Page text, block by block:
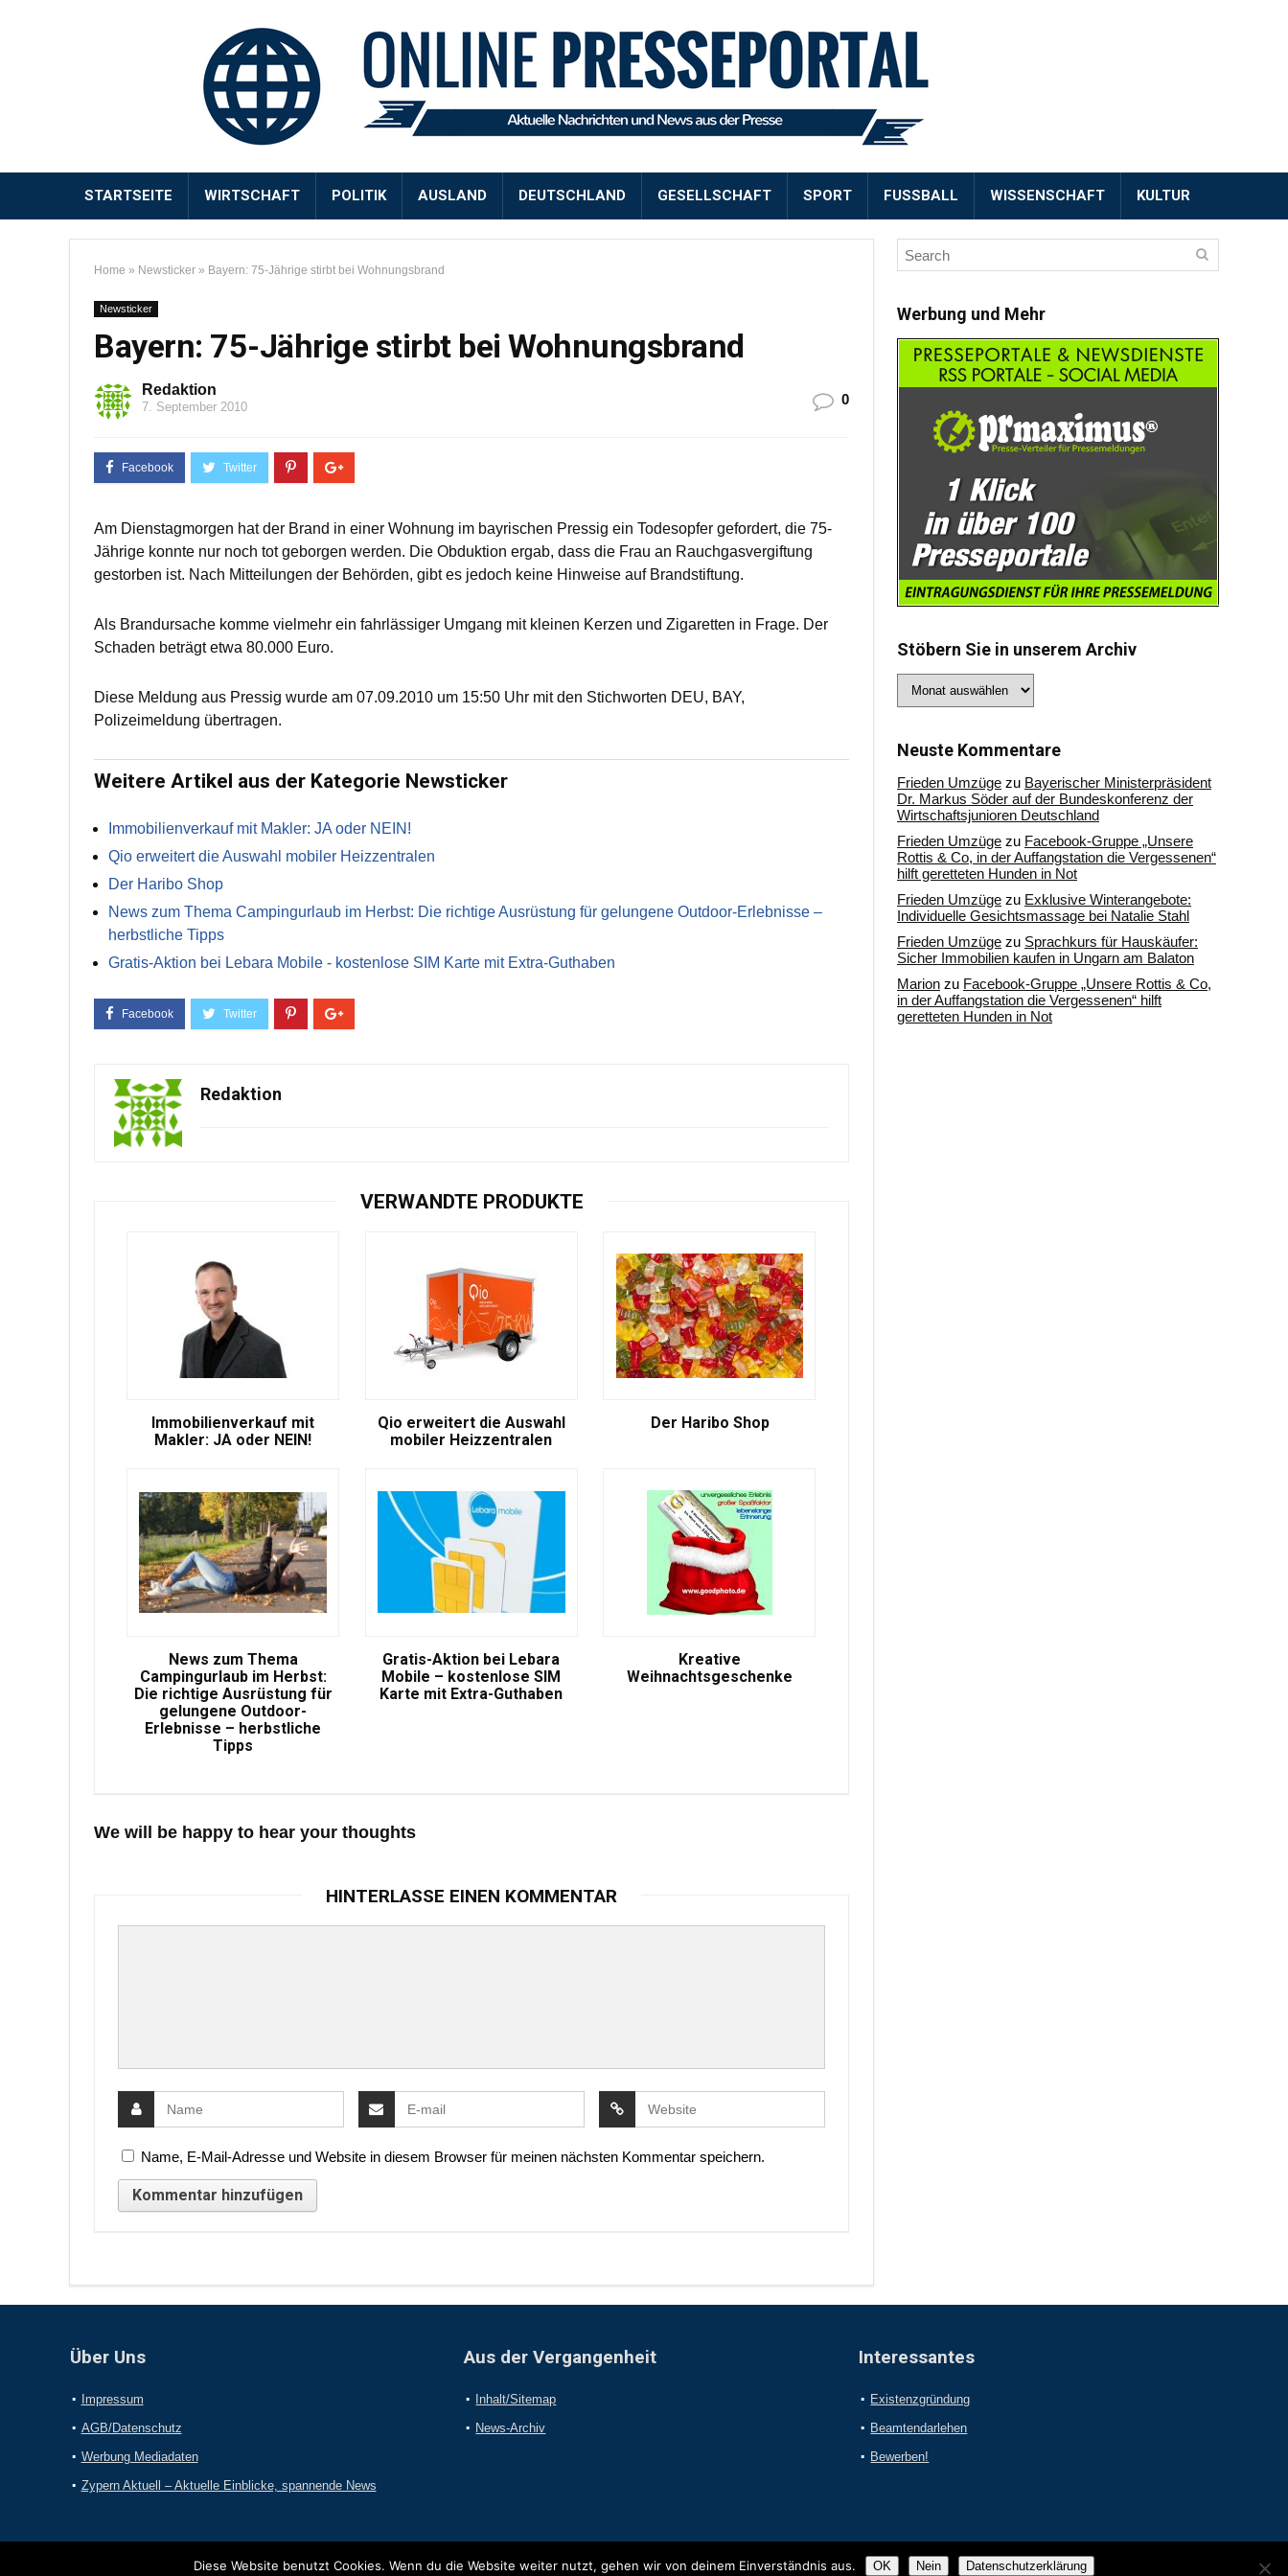
STARTSEITE WIRTSCHAFT POLITIK AUSLAND DEUTSCHLAND GESELLSCHAFT SPORT FUSSBALL WISSENSCHAFT KULTUR
Home » Newsticker » Bayern: 75-Jährige stirbt bei Wohnungsbrand
Newsticker
Bayern: 75-Jährige stirbt bei Wohnungsbrand
Redaktion
7. September 2010 0
Am Dienstagmorgen hat der Brand in einer Wohnung im bayrischen Pressig ein Todesopfer gefordert, die 75-
Jährige konnte nur noch tot geborgen werden. Die Obduktion ergab, dass die Frau an Rauchgasvergiftung
gestorben ist. Nach Mitteilungen der Behörden, gibt es jedoch keine Hinweise auf Brandstiftung.
Als Brandursache komme vielmehr ein fahrlässiger Umgang mit kleinen Kerzen und Zigaretten in Frage. Der
Schaden beträgt etwa 80.000 Euro.
Diese Meldung aus Pressig wurde am 07.09.2010 um 15:50 Uhr mit den Stichworten DEU, BAY,
Polizeimeldung übertragen.
Weitere Artikel aus der Kategorie Newsticker
Immobilienverkauf mit Makler: JA oder NEIN!
Qio erweitert die Auswahl mobiler Heizzentralen
Der Haribo Shop
News zum Thema Campingurlaub im Herbst: Die richtige Ausrüstung für gelungene Outdoor-Erlebnisse –
herbstliche Tipps
Gratis-Aktion bei Lebara Mobile - kostenlose SIM Karte mit Extra-Guthaben
Redaktion
VERWANDTE PRODUKTE
Immobilienverkauf mit
Makler: JA oder NEIN!
Qio erweitert die Auswahl
mobiler Heizzentralen
Der Haribo Shop
News zum Thema
Campingurlaub im Herbst:
Die richtige Ausrüstung für
gelungene Outdoor-
Erlebnisse – herbstliche
Tipps
Gratis-Aktion bei Lebara
Mobile – kostenlose SIM
Karte mit Extra-Guthaben
Kreative
Weihnachtsgeschenke
We will be happy to hear your thoughts
HINTERLASSE EINEN KOMMENTAR
Name, E-Mail-Adresse und Website in diesem Browser für meinen nächsten Kommentar speichern.
Werbung und Mehr
Stöbern Sie in unserem Archiv
Sie
Archiv
Neuste Kommentare
Frieden Umzüge zu Bayerischer Ministerpräsident
Dr. Markus Söder auf der Bundeskonferenz der
Wirtschaftsjunioren Deutschland
Frieden Umzüge zu Facebook-Gruppe „Unsere
Rottis & Co, in der Auffangstation die Vergessenen“
hilft geretteten Hunden in Not
Frieden Umzüge zu Exklusive Winterangebote:
Individuelle Gesichtsmassage bei Natalie Stahl
Frieden Umzüge zu Sprachkurs für Hauskäufer:
Sicher Immobilien kaufen in Ungarn am Balaton
Marion zu Facebook-Gruppe „Unsere Rottis & Co,
in der Auffangstation die Vergessenen“ hilft
geretteten Hunden in Not
Über Uns
Impressum
AGB/Datenschutz
Werbung Mediadaten
Zypern Aktuell – Aktuelle Einblicke, spannende News
Aus der Vergangenheit
Inhalt/Sitemap
News-Archiv
Interessantes
Existenzgründung
Beamtendarlehen
Bewerben!
2017 Online-Presseportal.com. Alle Rechte vorbehalten.
Diese Website benutzt Cookies. Wenn du die Website weiter nutzt, gehen wir von deinem Einverständnis aus. OK Nein Datenschutzerklärung